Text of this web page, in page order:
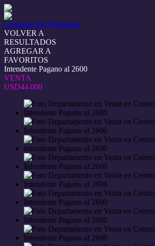
Consultar por Whatsapp
VOLVER A
RESULTADOS
AGREGAR A
FAVORITOS
Intendente Pagano al 2600
VENTA
USD44.000